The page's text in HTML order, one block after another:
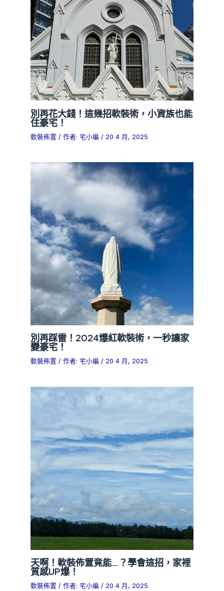
別再花大錢！這幾招軟裝術，小資族也能
住豪宅！
軟裝佈置 / 作者: 宅小編 / 20 4 月, 2025
別再踩雷！2024爆紅軟裝術，一秒讓家
變豪宅！
軟裝佈置 / 作者: 宅小編/ 20 4 月, 2025
天啊！軟裝佈置竟能…？學會這招，家裡
質感UP爆！
軟裝佈置 / 作者: 宅小編 / 20 4 月, 2025